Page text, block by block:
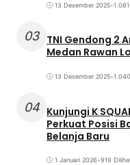
13 Desember 2025•
03 TNI Gendong 2
Medan Rawan
13 Desember 2025•
04 Kunjungi K
Perkuat Posisi
Belanja Baru
1 Januari 2026•919